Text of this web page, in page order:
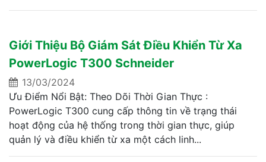
Giới Thiệu Bộ Giám Sát Điều Khiển Từ Xa
PowerLogic T300 Schneider
13/03/2024
Ưu Điểm Nổi Bật: Theo Dõi Thời Gian Thực :
PowerLogic T300 cung cấp thông tin về trạng thái
hoạt động của hệ thống trong thời gian thực, giúp
quản lý và điều khiển từ xa một cách linh...